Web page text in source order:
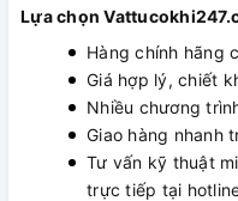
Lựa chọn
Hàng chính hãng
Giá hợp lý, chiết
Nhiều chương
Giao hàng nhanh
Tư vấn kỹ thuật
trực tiếp tại